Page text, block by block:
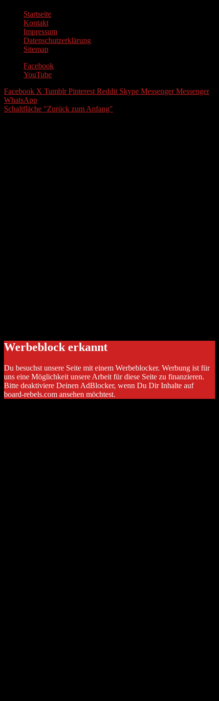
Startseite
Kontakt
Impressum
Datenschutzerklärung
Sitemap
Facebook
YouTube
Facebook X Tumblr Pinterest Reddit Skype Messenger Messenger
WhatsApp
Schaltfläche "Zurück zum Anfang"
Werbeblock erkannt
Du besuchst unsere Seite mit einem Werbeblocker. Werbung ist für
uns eine Möglichkeit unsere Arbeit für diese Seite zu finanzieren.
Bitte deaktiviere Deinen AdBlocker, wenn Du Dir Inhalte auf
board-rebels.com ansehen möchtest.